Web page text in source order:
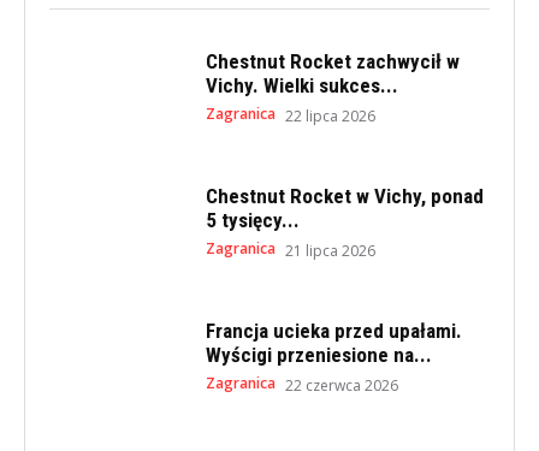
Chestnut Rocket zachwycił w
Vichy. Wielki sukces...
Zagranica 22 lipca 2026
Chestnut Rocket w Vichy, ponad
5 tysięcy...
Zagranica 21 lipca 2026
Francja ucieka przed upałami.
Wyścigi przeniesione na...
Zagranica 22 czerwca 2026